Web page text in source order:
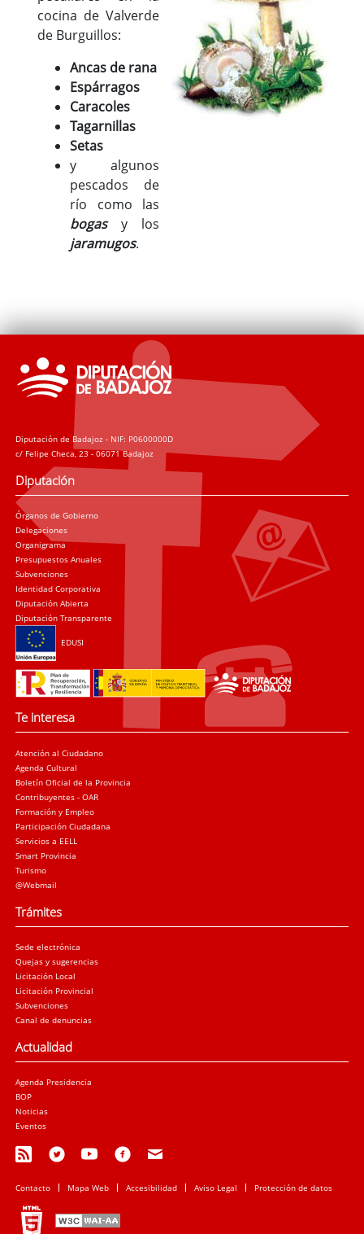
Corporación
Correo-e gratis
cocina de Valverde
de Burguillos:
Ancas de rana
Espárragos
Caracoles
Tagarnillas
Setas
y algunos
pescados de
río como las
bogasy los
jaramugos.
Diputación de Badajoz - NIF: P0600000D
c/ Felipe Checa, 23 - 06071 Badajoz
Diputación
Órganos de Gobierno
Delegaciones
Organigrama
Presupuestos Anuales
Subvenciones
Identidad Corporativa
Diputación Abierta
Diputación Transparente
EDUSI
Te interesa
Atención al Ciudadano
Agenda Cultural
Boletín Oficial de la Provincia
Contribuyentes - OAR
Formación y Empleo
Participación Ciudadana
Servicios a EELL
Smart Provincia
Turismo
@Webmail
Trámites
Sede electrónica
Quejas y sugerencias
Licitación Local
Licitación Provincial
Subvenciones
Canal de denuncias
Actualidad
Agenda Presidencia
BOP
Noticias
Eventos
Contacto Mapa Web Accesibilidad Aviso Legal Protección de datos